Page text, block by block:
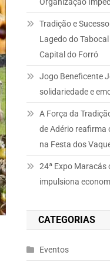
Tradição e
Lagedo do
Capital do Forró
Jogo Beneficente
solidariedade e
A Força da
de Adério reafirma
na Festa dos
24ª Expo Maracás
impulsiona
CATEGORIAS
Eventos